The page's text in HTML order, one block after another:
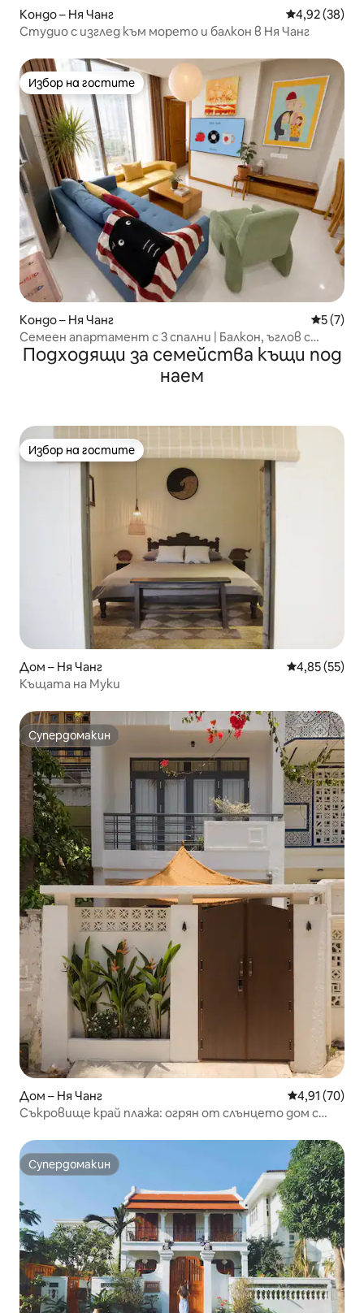
Кондо – Ня Чанг Средна
4,92 (38)
Студио с изглед към морето и балкон в Ня Чанг
Избор на гостите
Избор на гостите
Кондо – Ня Чанг Средна
5 (7)
Семеен апартамент с 3 спални | Балкон, ъглов с
изглед към морето, кафемашина
Подходящи за семейства къщи под
наем
Избор на гостите
Избор на гостите
Дом – Ня Чанг Средна
4,85 (55)
Къщата на Муки
Супердомакин
Супердомакин
Дом – Ня Чанг Средна
4,91 (70)
Съкровище край плажа: огрян от слънцето дом с
Супердомакин
Супердомакин